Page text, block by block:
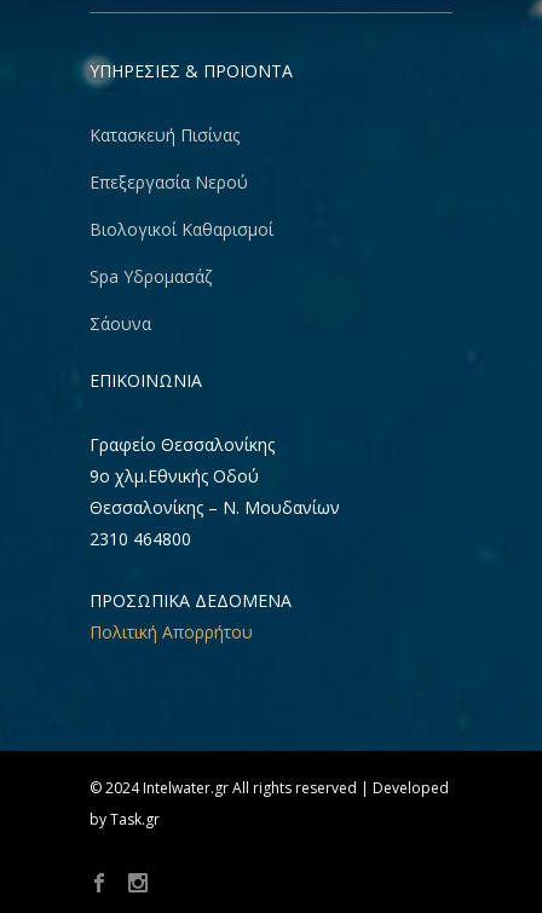
ΥΠΗΡΕΣΙΕΣ & ΠΡΟΪΟΝΤΑ
Κατασκευή Πισίνας
Επεξεργασία Νερού
Βιολογικοί Καθαρισμοί
Spa Υδρομασάζ
Σάουνα
ΕΠΙΚΟΙΝΩΝΊΑ
Γραφείο Θεσσαλονίκης
9ο χλμ.Εθνικής Οδού
Θεσσαλονίκης – Ν. Μουδανίων
2310 464800
ΠΡΟΣΩΠΙΚΑ ΔΕΔΟΜΕΝΑ
Πολιτική Απορρήτου
© 2024 Intelwater.gr All rights reserved | Developed
by Task.gr